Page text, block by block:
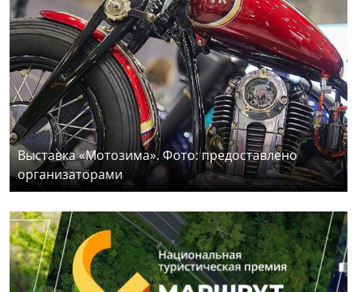
Выставка «Мотозима». Фото: предоставлено
организаторами